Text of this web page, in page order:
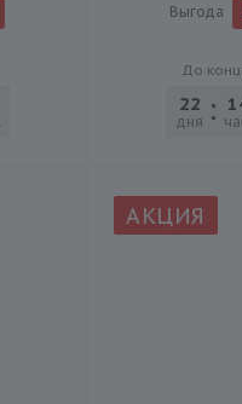
Выгода
До
22
дня
АКЦИЯ